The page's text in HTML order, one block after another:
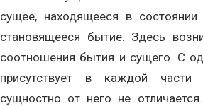
сущее, находящееся в
становящееся бытие. Здесь
соотношения бытия и сущего. С
присутствует в каждой части
сущностно от него не